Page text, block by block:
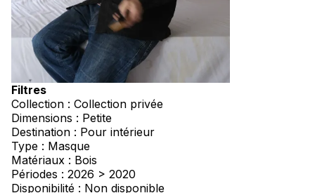
Filtres
Collection : Collection privée
Dimensions : Petite
Destination : Pour intérieur
Type : Masque
Matériaux : Bois
Périodes : 2026 > 2020
Disponibilité : Non disponible